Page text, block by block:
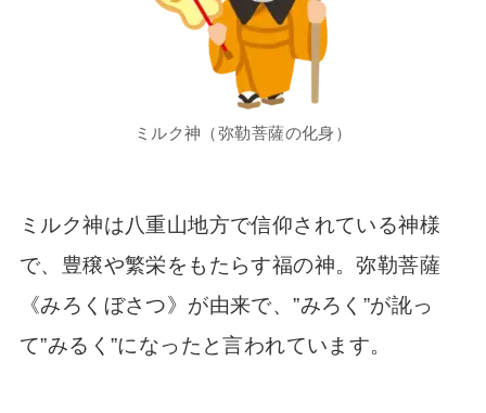
ミルク神（弥勒菩薩の化身）
ミルク神は八重山地方で信仰されている神様
で、豊穣や繁栄をもたらす福の神。弥勒菩薩
《みろくぼさつ》が由来で、”みろく”が訛っ
て”みるく”になったと言われています。